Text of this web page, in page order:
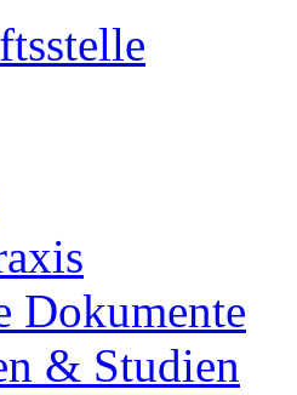
Dokumente
& Studien